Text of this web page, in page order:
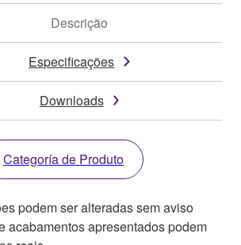
Descrição
Especificações
Downloads
Categoría de Produto
podem ser alteradas sem aviso
acabamentos apresentados podem